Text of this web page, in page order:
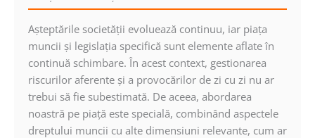
Aşteptările societăţii evoluează continuu, iar piaţa
muncii şi legislaţia specifică sunt elemente aflate în
continuă schimbare. În acest context, gestionarea
riscurilor aferente şi a provocărilor de zi cu zi nu ar
trebui să fie subestimată. De aceea, abordarea
noastră pe piaţă este specială, combinând aspectele
dreptului muncii cu alte dimensiuni relevante, cum ar